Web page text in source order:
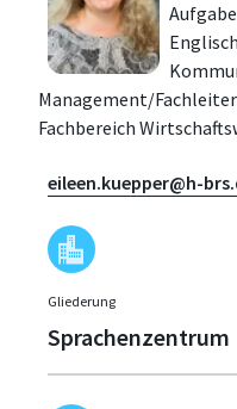
Management/
Fachbereich
eileen.kuepper@h-
Gliederung
Sprachenzentrum